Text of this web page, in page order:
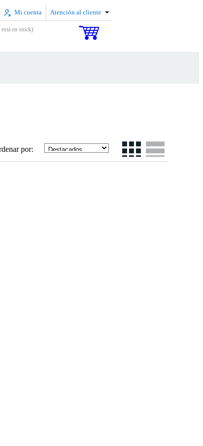
Mi cuenta Atención al cliente
en stock)
por: